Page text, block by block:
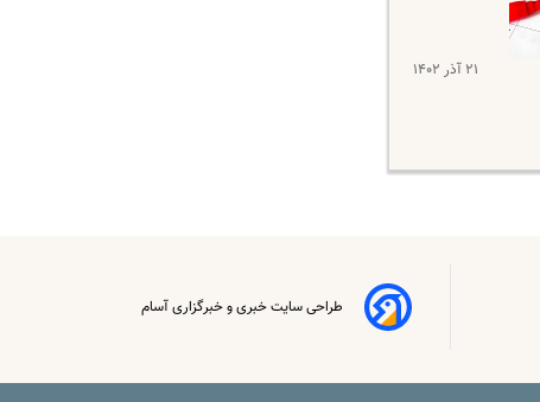
۲۱ آذر ۱۴۰۲
طراحی سایت خبری و خبرگزاری آسام